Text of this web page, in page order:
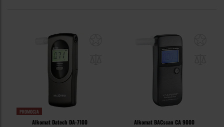
PROMOCJA
Alkomat Datech DA-7100
Alkomat BACscan CA 9000